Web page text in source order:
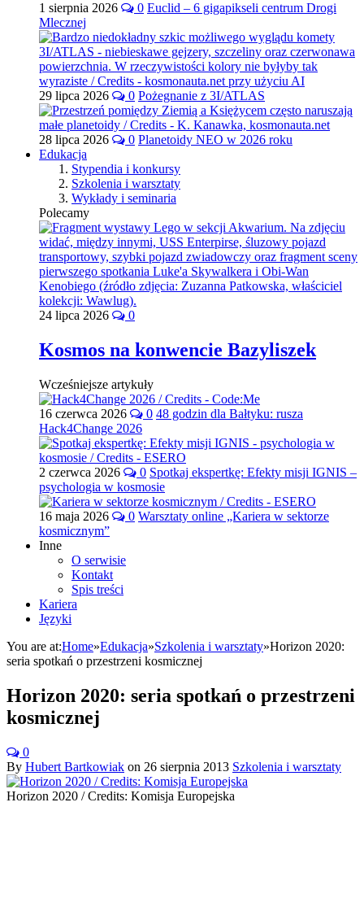
1 sierpnia 2026 0 Euclid – 6 gigapikseli centrum Drogi
Mlecznej
29 lipca 2026 0 Pożegnanie z 3I/ATLAS
28 lipca 2026 0 Planetoidy NEO w 2026 roku
Edukacja
Stypendia i konkursy
Szkolenia i warsztaty
Wykłady i seminaria
Polecamy
24 lipca 2026 0
Kosmos na konwencie Bazyliszek
Wcześniejsze artykuły
16 czerwca 2026 0 48 godzin dla Bałtyku: rusza
Hack4Change 2026
2 czerwca 2026 0 Spotkaj ekspertkę: Efekty misji IGNIS –
psychologia w kosmosie
16 maja 2026 0 Warsztaty online „Kariera w sektorze
kosmicznym”
Inne
O serwisie
Kontakt
Spis treści
Kariera
Języki
You are at:Home»Edukacja»Szkolenia i warsztaty»Horizon 2020:
seria spotkań o przestrzeni kosmicznej
Horizon 2020: seria spotkań o przestrzeni
kosmicznej
0
By Hubert Bartkowiak on 26 sierpnia 2013 Szkolenia i warsztaty
Horizon 2020 / Credits: Komisja Europejska